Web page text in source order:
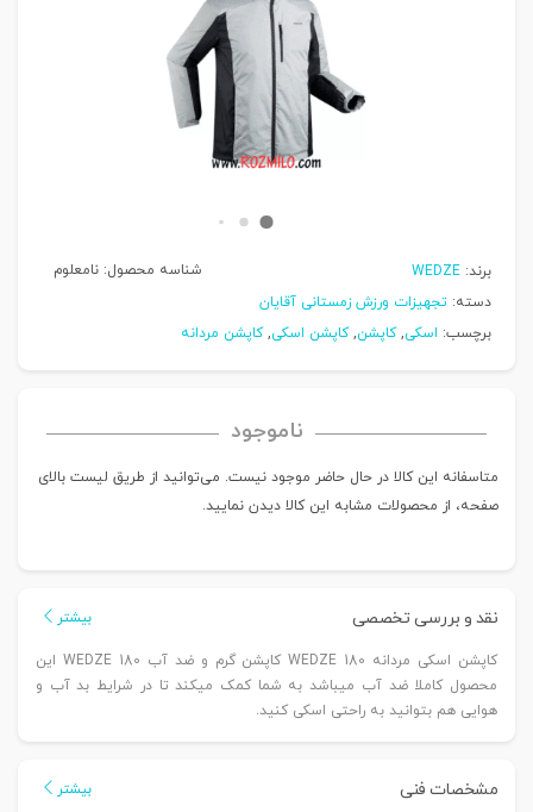
برند: WEDZE شناسه محصول: نامعلوم
دسته: تجهیزات ورزش زمستانی آقایان
برچسب: اسکی,کاپشن,کاپشن اسکی,کاپشن مردانه
ناموجود
متاسفانه این کالا در حال حاضر موجود نیست. می‌توانید از طریق لیست بالای
صفحه، از محصولات مشابه این کالا دیدن نمایید.
نقد و بررسی تخصصی بیشتر
کاپشن اسکی مردانه WEDZE 180 کاپشن گرم و ضد آب WEDZE 180 این
محصول کاملا ضد آب میباشد به شما کمک میکند تا در شرایط بد آب و
هوایی هم بتوانید به راحتی اسکی کنید.
مشخصات فنی بیشتر